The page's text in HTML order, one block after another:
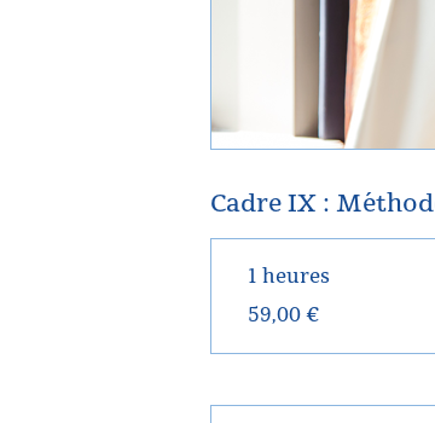
Cadre IX :
1 heures
59,00 €